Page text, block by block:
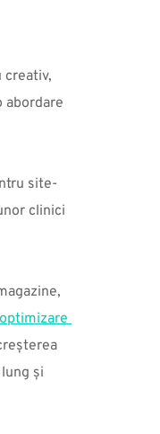
creativ,
abordare
site-
clinici
și